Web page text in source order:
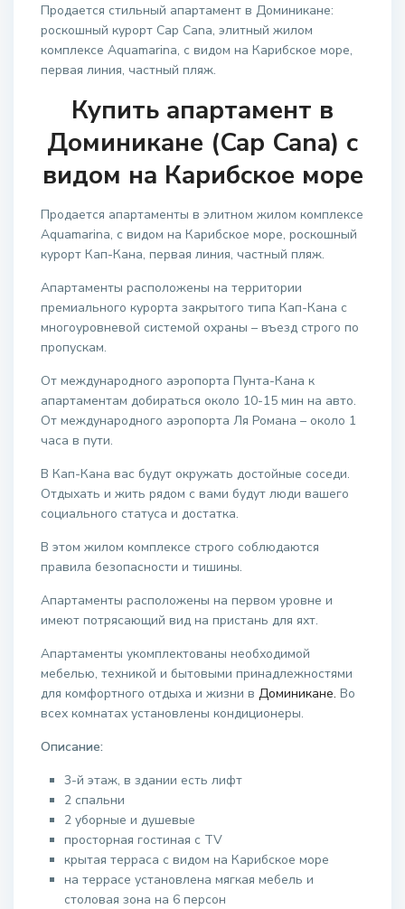
Продается стильный апартамент в Доминикане:
роскошный курорт Cap Cana, элитный жилом
комплексе Aquamarina, с видом на Карибское море,
первая линия, частный пляж.
Купить апартамент в
Доминикане (Cap Cana) с
видом на Карибское море
Продается апартаменты в элитном жилом комплексе
Aquamarina, с видом на Карибское море, роскошный
курорт Кап-Кана, первая линия, частный пляж.
Апартаменты расположены на территории
премиального курорта закрытого типа Кап-Кана с
многоуровневой системой охраны – въезд строго по
пропускам.
От международного аэропорта Пунта-Кана к
апартаментам добираться около 10-15 мин на авто.
От международного аэропорта Ля Романа – около 1
часа в пути.
В Кап-Кана вас будут окружать достойные соседи.
Отдыхать и жить рядом с вами будут люди вашего
социального статуса и достатка.
В этом жилом комплексе строго соблюдаются
правила безопасности и тишины.
Апартаменты расположены на первом уровне и
имеют потрясающий вид на пристань для яхт.
Апартаменты укомплектованы необходимой
мебелью, техникой и бытовыми принадлежностями
для комфортного отдыха и жизни в Доминикане. Во
всех комнатах установлены кондиционеры.
Описание:
3-й этаж, в здании есть лифт
2 спальни
2 уборные и душевые
просторная гостиная с TV
крытая терраса с видом на Карибское море
на террасе установлена мягкая мебель и
столовая зона на 6 персон